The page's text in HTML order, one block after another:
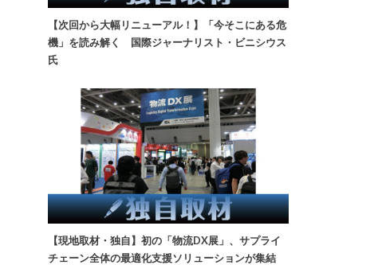
【次回から大幅リニューアル！】「今そこにある危
機」を読み解く 国際ジャーナリスト・ビニシウス
氏
【現地取材・独自】初の「物流DX展」、サプライ
チェーン全体の最適化支援ソリューションが集結